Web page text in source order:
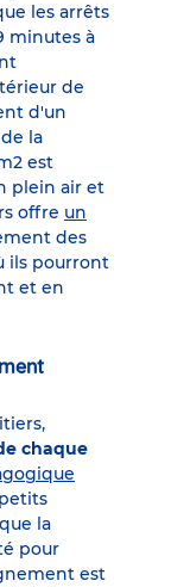
les arrêts
minutes à
de
d'un
de la
est
plein air et
offre un
des
ils pourront
et en
chaque
la
pour
est